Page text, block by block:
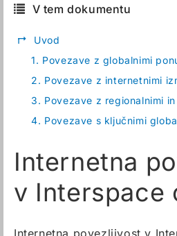
V tem dokumentu
↱
Uvod
1. Povezave z globalnimi
2. Povezave z internetnimi
3. Povezave z regionalnimi
4. Povezave s ključnimi
Internetna
v Interspace
Internetna povezljivost v